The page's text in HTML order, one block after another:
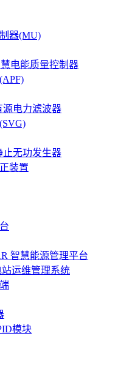
器(MU)
电能质量控制器
源电力滤波器
止无功发生器
装置
智慧能源管理平台
站运维管理系统
模块